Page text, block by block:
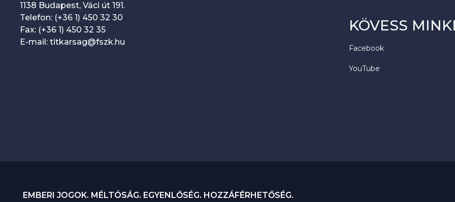
1138 Budapest, Váci út 191.
Telefon: (+36 1) 450 32 30
Fax: (+36 1) 450 32 35
E-mail: titkarsag@fszk.hu
KÖVESS
Facebook
YouTube
EMBERI JOGOK. MÉLTÓSÁG. EGYENLŐSÉG. HOZZÁFÉRHETŐSÉG.